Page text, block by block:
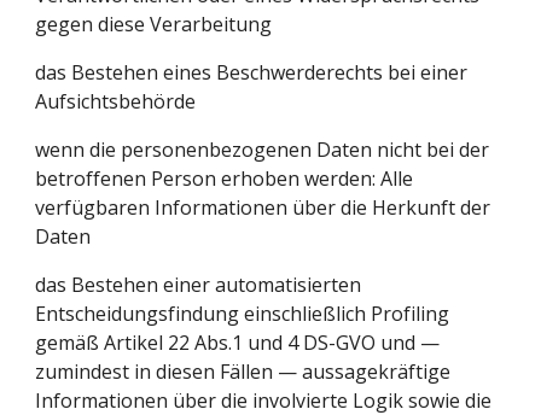
gegen diese Verarbeitung
das Bestehen eines Beschwerderechts bei einer
Aufsichtsbehörde
wenn die personenbezogenen Daten nicht bei der
betroffenen Person erhoben werden: Alle
verfügbaren Informationen über die Herkunft der
Daten
das Bestehen einer automatisierten
Entscheidungsfindung einschließlich Profiling
gemäß Artikel 22 Abs.1 und 4 DS-GVO und —
zumindest in diesen Fällen — aussagekräftige
Informationen über die involvierte Logik sowie die